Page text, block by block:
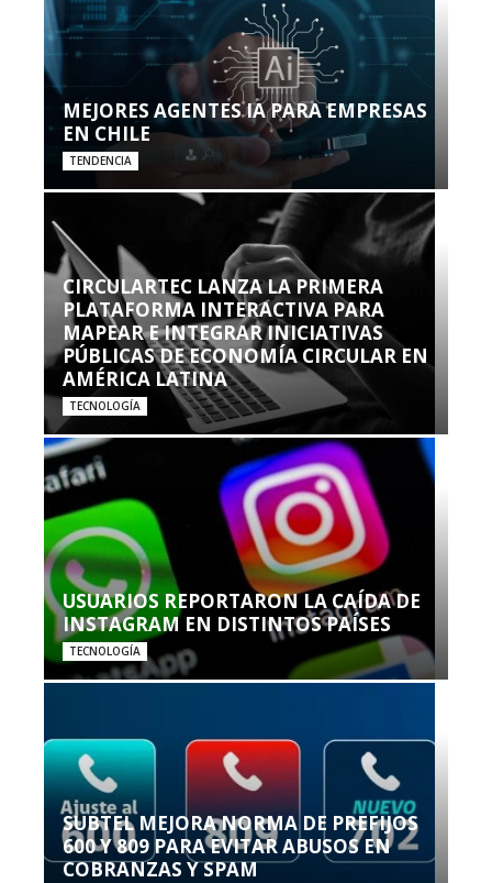
MEJORES AGENTES IA PARA EMPRESAS
EN CHILE
TENDENCIA
CIRCULARTEC LANZA LA PRIMERA
PLATAFORMA INTERACTIVA PARA
MAPEAR E INTEGRAR INICIATIVAS
PÚBLICAS DE ECONOMÍA CIRCULAR EN
AMÉRICA LATINA
TECNOLOGÍA
USUARIOS REPORTARON LA CAÍDA DE
INSTAGRAM EN DISTINTOS PAÍSES
TECNOLOGÍA
SUBTEL MEJORA NORMA DE PREFIJOS
600 Y 809 PARA EVITAR ABUSOS EN
COBRANZAS Y SPAM